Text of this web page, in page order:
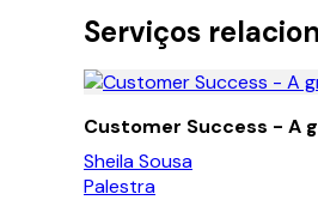
Serviços
Customer Success - A
Sheila Sousa
Palestra